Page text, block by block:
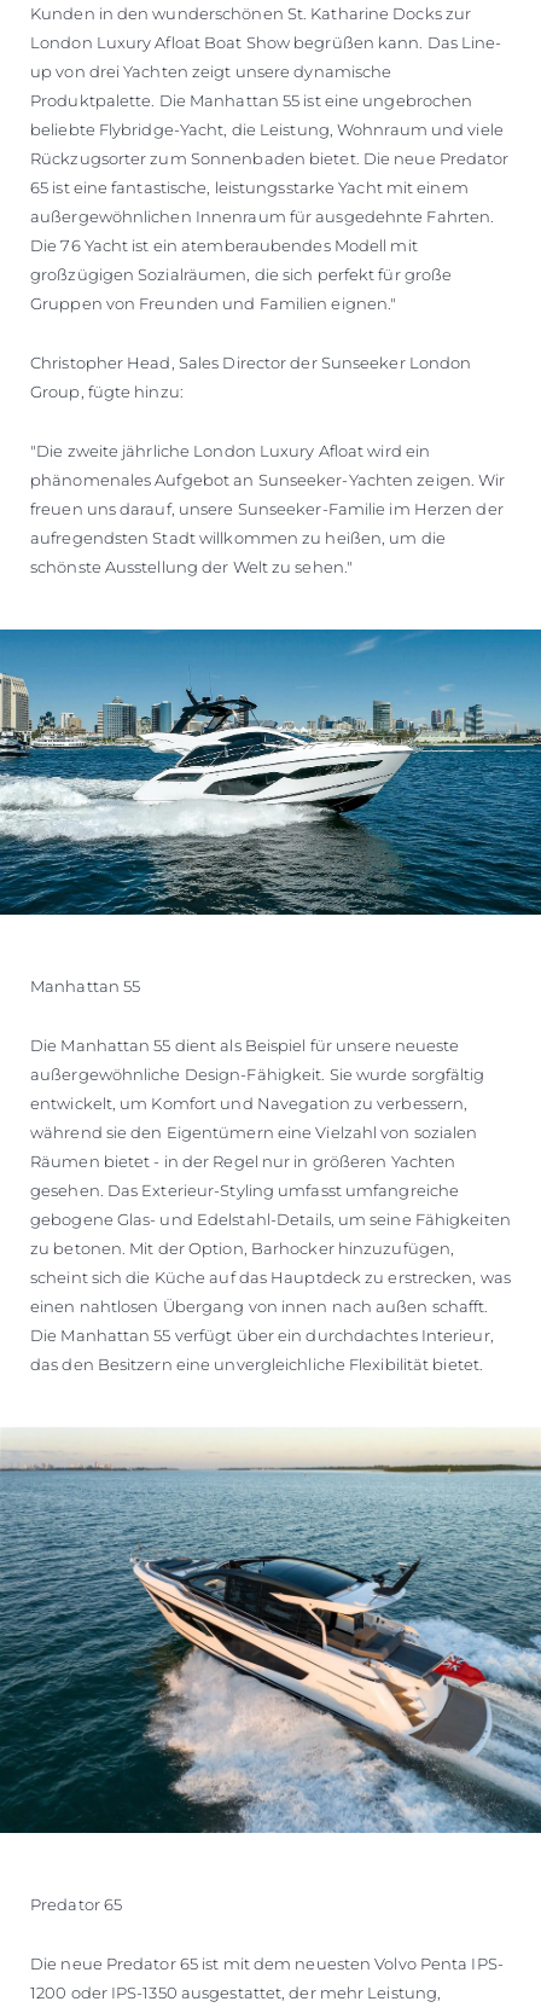
Kunden in den wunderschönen St. Katharine Docks zur
London Luxury Afloat Boat Show begrüßen kann. Das Line-
up von drei Yachten zeigt unsere dynamische
Produktpalette. Die Manhattan 55 ist eine ungebrochen
beliebte Flybridge-Yacht, die Leistung, Wohnraum und viele
Rückzugsorter zum Sonnenbaden bietet. Die neue Predator
65 ist eine fantastische, leistungsstarke Yacht mit einem
außergewöhnlichen Innenraum für ausgedehnte Fahrten.
Die 76 Yacht ist ein atemberaubendes Modell mit
großzügigen Sozialräumen, die sich perfekt für große
Gruppen von Freunden und Familien eignen."
Christopher Head, Sales Director der Sunseeker London
Group, fügte hinzu:
"Die zweite jährliche London Luxury Afloat wird ein
phänomenales Aufgebot an Sunseeker-Yachten zeigen. Wir
freuen uns darauf, unsere Sunseeker-Familie im Herzen der
aufregendsten Stadt willkommen zu heißen, um die
schönste Ausstellung der Welt zu sehen."
Manhattan 55
Die Manhattan 55 dient als Beispiel für unsere neueste
außergewöhnliche Design-Fähigkeit. Sie wurde sorgfältig
entwickelt, um Komfort und Navegation zu verbessern,
während sie den Eigentümern eine Vielzahl von sozialen
Räumen bietet - in der Regel nur in größeren Yachten
gesehen. Das Exterieur-Styling umfasst umfangreiche
gebogene Glas- und Edelstahl-Details, um seine Fähigkeiten
zu betonen. Mit der Option, Barhocker hinzuzufügen,
scheint sich die Küche auf das Hauptdeck zu erstrecken, was
einen nahtlosen Übergang von innen nach außen schafft.
Die Manhattan 55 verfügt über ein durchdachtes Interieur,
das den Besitzern eine unvergleichliche Flexibilität bietet.
Predator 65
Die neue Predator 65 ist mit dem neuesten Volvo Penta IPS-
1200 oder IPS-1350 ausgestattet, der mehr Leistung,